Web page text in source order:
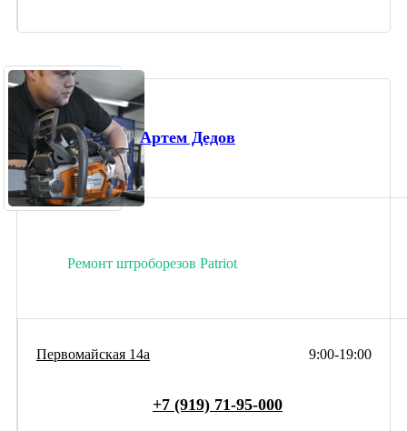
Артем Дедов
Ремонт штроборезов Patriot
9:00-19:00
Первомайская 14а
+7 (919) 71-95-000